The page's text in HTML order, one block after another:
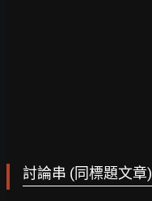
討論串 (同標題文章)